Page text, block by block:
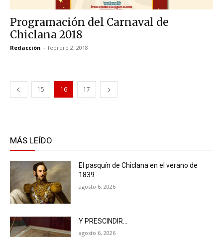
Programación del Carnaval de
Chiclana 2018
Redacción - febrero 2, 2018
15 16 17
MÁS LEÍDO
El pasquín de Chiclana en el verano de
1839
agosto 6, 2026
Y PRESCINDIR…
agosto 6, 2026